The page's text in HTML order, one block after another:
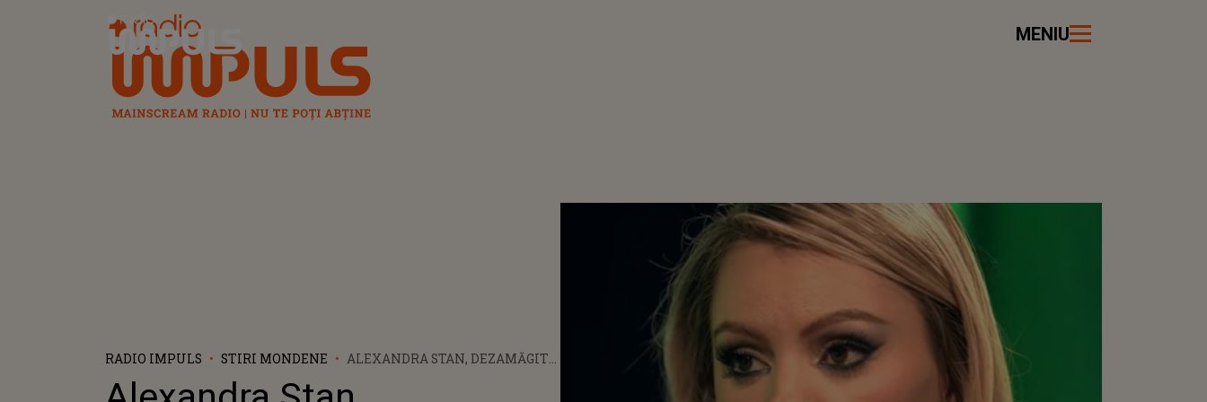
Radio Impuls MENIU
RADIO IMPULS STIRI MONDENE
ALEXANDRA STAN, DEZAMĂGITĂ
„ESTE REPREZENTATĂ DE HOȚI.